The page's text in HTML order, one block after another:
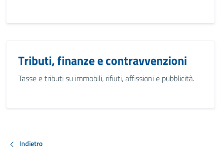
Tributi, finanze e contravvenzioni
Tasse e tributi su immobili, rifiuti, affissioni e pubblicità.
Indietro